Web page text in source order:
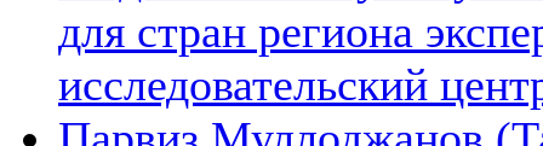
для стран региона
исследовательский